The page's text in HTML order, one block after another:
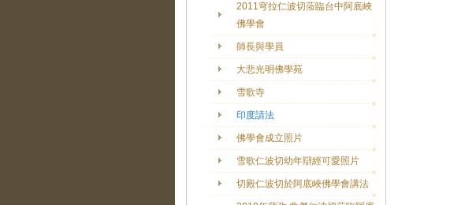
2011穹拉仁波切蒞臨台中阿底峽
佛學會
師長與學員
大悲光明佛學苑
雪歌寺
印度請法
佛學會成立照片
雪歌仁波切幼年辯經可愛照片
切殿仁波切於阿底峽佛學會講法